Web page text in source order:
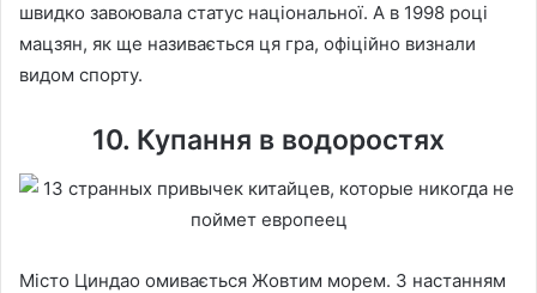
швидко завоювала статус національної. А в 1998 році
мацзян, як ще називається ця гра, офіційно визнали
видом спорту.
10. Купання в водоростях
Місто Циндао омивається Жовтим морем. З настанням